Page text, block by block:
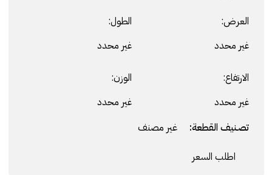
العرض:
غير محدد
الطول:
غير محدد
الارتفاع:
غير محدد
الوزن:
غير محدد
تصنيف القطعة: غير مصنف
اطلب السعر